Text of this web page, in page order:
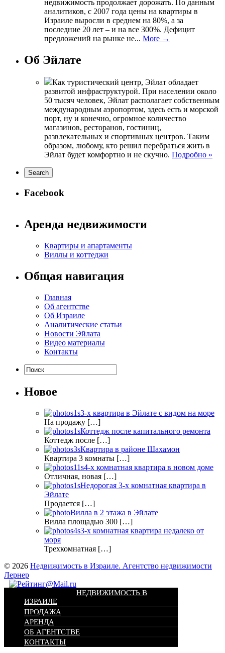
недвижимость продолжает дорожать. По данным
аналитиков, с 2007 года цены на квартиры в
Израиле выросли в среднем на 80%, а за
последние 20 лет – и на все 300%. Дефицит
предложений на рынке не... More →
Об Эйлате
Как туристический центр, Эйлат обладает
развитой инфраструктурой. При населении около
50 тысяч человек, Эйлат располагает собственным
международным аэропортом, здесь есть и морской
порт, ну и конечно, огромное количество
магазинов, ресторанов, гостиниц,
развлекательных и спортивных центров. Таким
образом, любому, кто решил перебраться жить в
Эйлат будет комфортно и не скучно. Подробно »
Facebook
Аренда недвижимости
Квартиры и апартаменты
Виллы и коттеджи
Общая навигация
Главная
Об агентстве
Об Израиле
Аналитические статьи
Новости Эйлата
Видео материалы
Контакты
Новое
3-х квартира в Эйлате с видом на море
На продажу […]
Коттедж после капитального ремонта
Коттедж после […]
Квартира в районе Шахамон
Квартира 3 комнаты […]
4-х комнатная квартира в новом доме
Отличная, новая […]
Недорогая 3-х комнатная квартира в
Эйлате
Продается […]
Вилла в 2 этажа в Эйлате
Вилла площадью 300 […]
3-х комнатная квартира недалеко от
моря
Трехкомнатная […]
© 2026 Недвижимость в Израиле. Агентство недвижимости
Лернер
НЕДВИЖИМОСТЬ В
ИЗРАИЛЕ
ПРОДАЖА
АРЕНДА
ОБ АГЕНТСТВЕ
КОНТАКТЫ